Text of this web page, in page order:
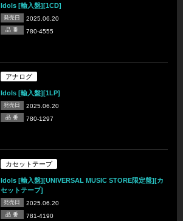
Idols [輸入盤][1CD]
発売日 2025.06.20
品 番 780-4555
アナログ
Idols [輸入盤][1LP]
発売日 2025.06.20
品 番 780-1297
カセットテープ
Idols [輸入盤][UNIVERSAL MUSIC STORE限定盤][カ
セットテープ]
発売日 2025.06.20
品 番 781-4190